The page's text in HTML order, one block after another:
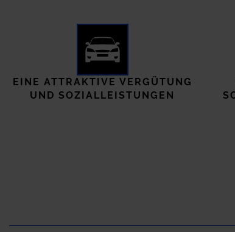
EINE ATTRAKTIVE VERGÜTUNG
UND SOZIALLEISTUNGEN